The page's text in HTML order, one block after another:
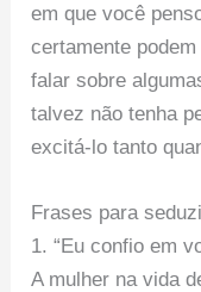
em que você
certamente
falar sobre
talvez não tenha
excitá-lo tanto
Frases para
1. “Eu confio em
A mulher na vida